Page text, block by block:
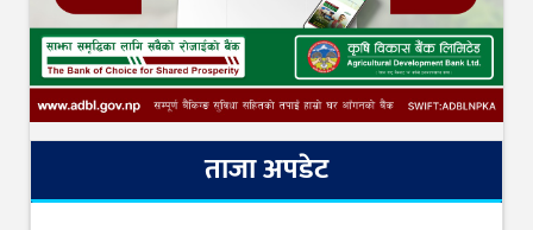
ताजा अपडेट